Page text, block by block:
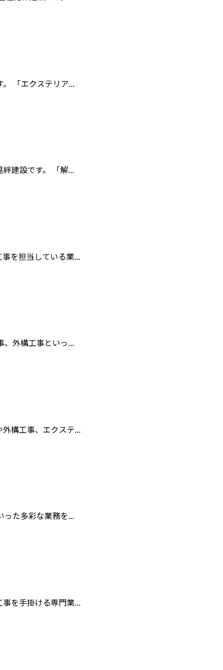
「エクステリア...
建設です。 「解...
を担当している業...
、外構工事といっ...
構工事、エクステ...
った多彩な業務を...
を手掛ける専門業...